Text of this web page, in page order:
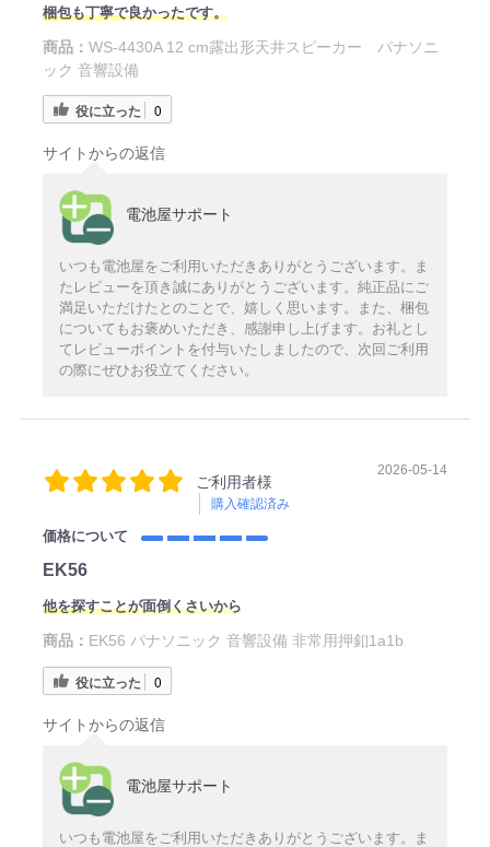
梱包も丁寧で良かったです。
商品： WS-4430A 12 cm露出形天井スピーカー パナソニ
ック 音響設備
役に立った 0
サイトからの返信
電池屋サポート
いつも電池屋をご利用いただきありがとうございます。ま
たレビューを頂き誠にありがとうございます。純正品にご
満足いただけたとのことで、嬉しく思います。また、梱包
についてもお褒めいただき、感謝申し上げます。お礼とし
てレビューポイントを付与いたしましたので、次回ご利用
の際にぜひお役立てください。
ご利用者様
購入確認済み
2026-05-14
価格について
EK56
他を探すことが面倒くさいから
商品： EK56 パナソニック 音響設備 非常用押釦1a1b
役に立った 0
サイトからの返信
電池屋サポート
いつも電池屋をご利用いただきありがとうございます。ま